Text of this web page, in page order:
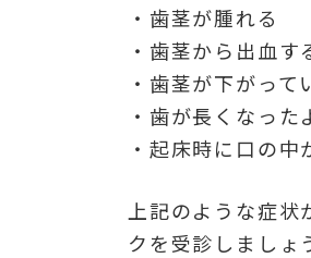
・歯茎が腫れる
・歯茎から出血す
・歯茎が下がって
・歯が長くなった
・起床時に口の中
上記のような症
クを受診しましょ